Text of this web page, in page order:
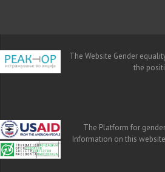
The Website Gender
the
The Platform for
Information on this